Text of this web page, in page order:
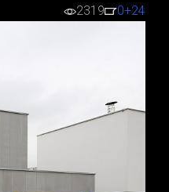
2319 0+24